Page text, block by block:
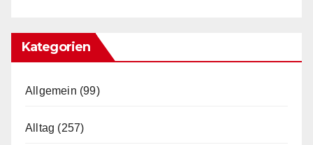
Kategorien
Allgemein (99)
Alltag (257)